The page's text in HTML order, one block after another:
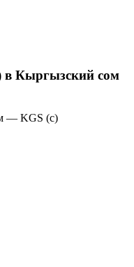
в Кыргызский сом
— KGS (с)